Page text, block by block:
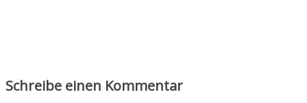
Schreibe einen Kommentar